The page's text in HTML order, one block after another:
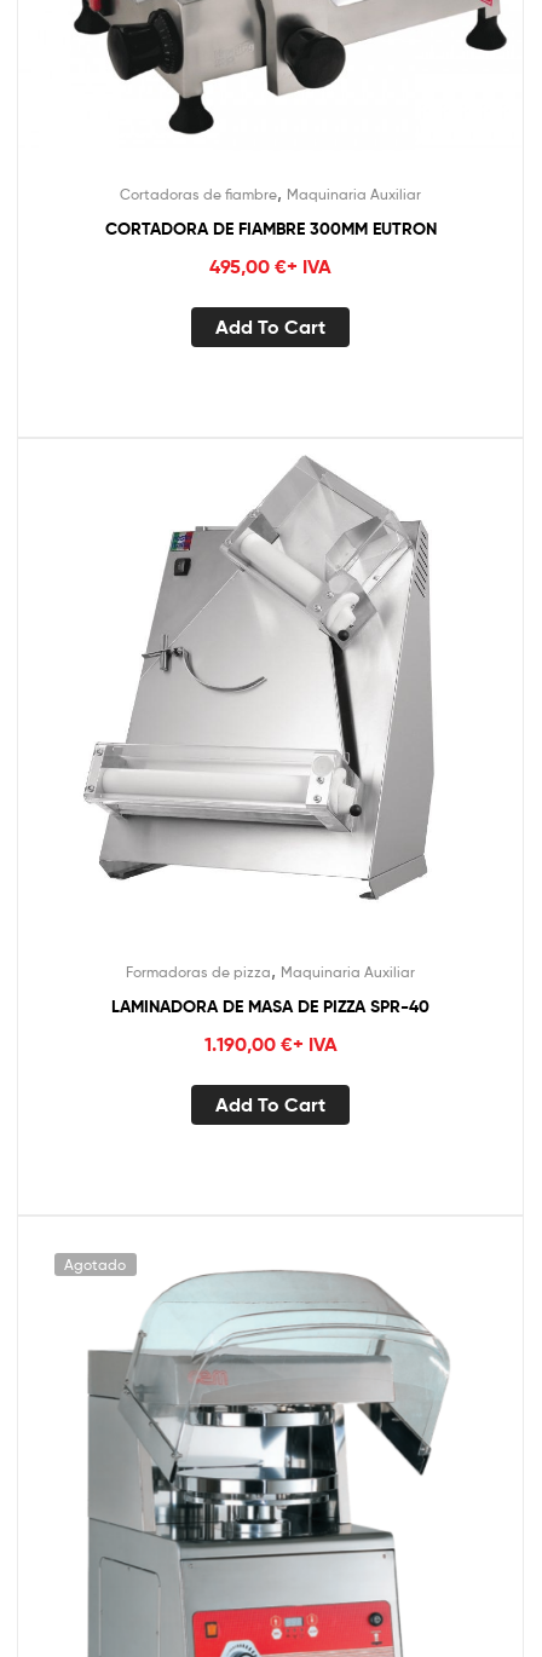
Cortadoras de fiambre, Maquinaria Auxiliar
CORTADORA DE FIAMBRE 300MM EUTRON
495,00 €+ IVA
Add To Cart
Formadoras de pizza, Maquinaria Auxiliar
LAMINADORA DE MASA DE PIZZA SPR-40
1.190,00 €+ IVA
Add To Cart
Agotado